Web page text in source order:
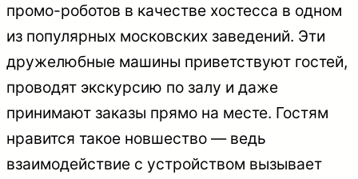
промо-роботов в качестве хостесса в одном
из популярных московских заведений. Эти
дружелюбные машины приветствуют гостей,
проводят экскурсию по залу и даже
принимают заказы прямо на месте. Гостям
нравится такое новшество — ведь
взаимодействие с устройством вызывает